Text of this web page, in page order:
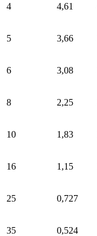
4 4,61
5 3,66
6 3,08
8 2,25
10 1,83
16 1,15
25 0,727
35 0,524